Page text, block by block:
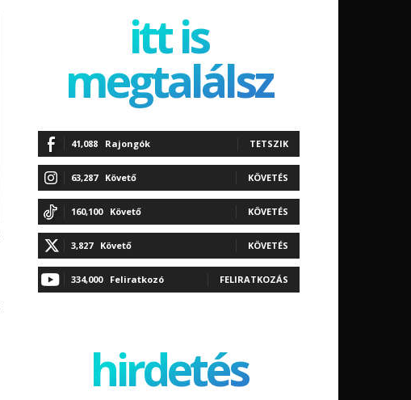
itt is
megtalálsz
41,088 Rajongók TETSZIK
63,287 Követő KÖVETÉS
160,100 Követő KÖVETÉS
3,827 Követő KÖVETÉS
334,000 Feliratkozó FELIRATKOZÁS
hirdetés